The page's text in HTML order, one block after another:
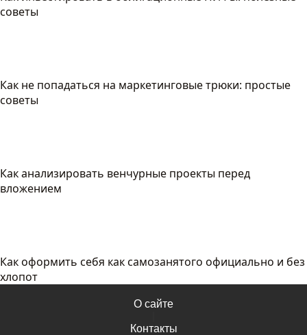
советы
Как не попадаться на маркетинговые трюки: простые
советы
Как анализировать венчурные проекты перед
вложением
Как оформить себя как самозанятого официально и без
хлопот
О сайте
Контакты